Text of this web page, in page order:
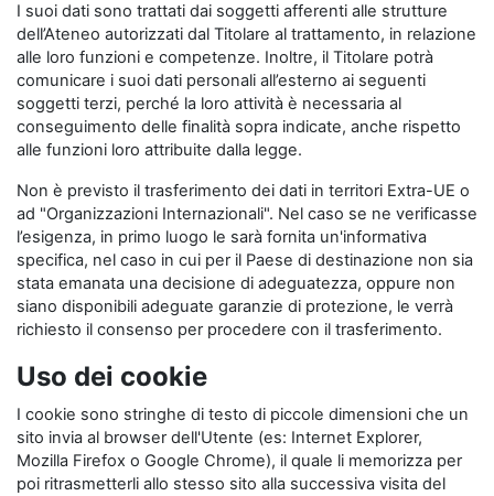
I suoi dati sono trattati dai soggetti afferenti alle strutture
dell’Ateneo autorizzati dal Titolare al trattamento, in relazione
alle loro funzioni e competenze. Inoltre, il Titolare potrà
comunicare i suoi dati personali all’esterno ai seguenti
soggetti terzi, perché la loro attività è necessaria al
conseguimento delle finalità sopra indicate, anche rispetto
alle funzioni loro attribuite dalla legge.
Non è previsto il trasferimento dei dati in territori Extra-UE o
ad "Organizzazioni Internazionali". Nel caso se ne verificasse
l’esigenza, in primo luogo le sarà fornita un'informativa
specifica, nel caso in cui per il Paese di destinazione non sia
stata emanata una decisione di adeguatezza, oppure non
siano disponibili adeguate garanzie di protezione, le verrà
richiesto il consenso per procedere con il trasferimento.
Uso dei cookie
I cookie sono stringhe di testo di piccole dimensioni che un
sito invia al browser dell'Utente (es: Internet Explorer,
Mozilla Firefox o Google Chrome), il quale li memorizza per
poi ritrasmetterli allo stesso sito alla successiva visita del